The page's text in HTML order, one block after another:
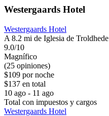
Westergaards Hotel
Westergaards Hotel
A 8.2 mi de Iglesia de Troldhede
9.0/10
Magnífico
(25 opiniones)
$109 por noche
$137 en total
10 ago - 11 ago
Total con impuestos y cargos
Westergaards Hotel